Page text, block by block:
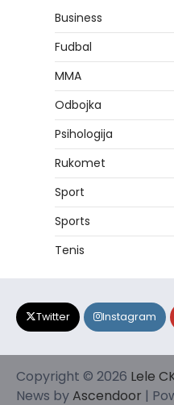
Business
Fudbal
MMA
Odbojka
Psihologija
Rukomet
Sport
Sports
Tenis
Twitter Instagram
Copyright © 2026 Lele
News byAscendoor |